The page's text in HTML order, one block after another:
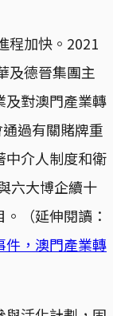
程加快。2021
及德晉集團主
及對澳門產業轉
過有關賭牌重
中介人制度和衛
六大博企續十
（延伸閱讀：
，澳門產業轉